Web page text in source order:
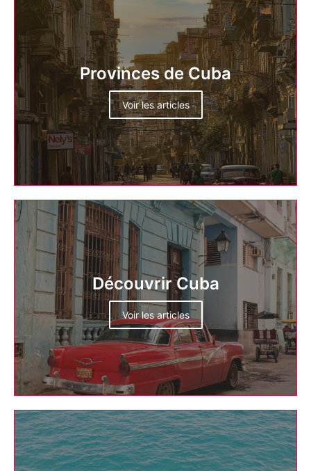
Provinces de Cuba
Voir les articles
Découvrir Cuba
Voir les articles